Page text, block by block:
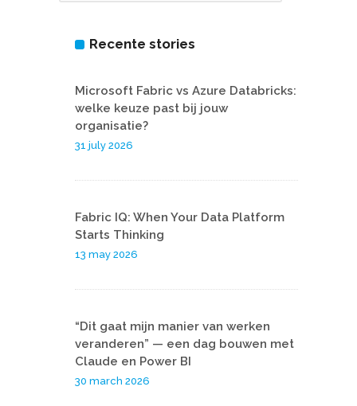
Recente stories
Microsoft Fabric vs Azure Databricks:
welke keuze past bij jouw
organisatie?
31 july 2026
Fabric IQ: When Your Data Platform
Starts Thinking
13 may 2026
“Dit gaat mijn manier van werken
veranderen” — een dag bouwen met
Claude en Power BI
30 march 2026